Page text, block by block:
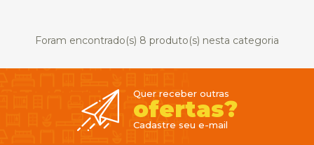
Foram encontrado(s) 8 produto(s) nesta categoria
Quer receber outras
ofertas?
Cadastre seu e-mail